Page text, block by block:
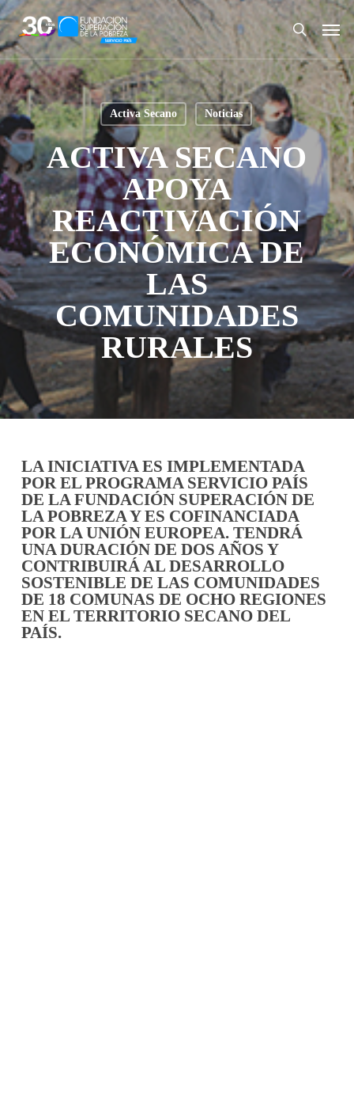
Skip
to
main
content
search
Menu
Activa Secano Noticias
ACTIVA SECANO
APOYA
REACTIVACIÓN
ECONÓMICA DE
LAS
COMUNIDADES
RURALES
LA INICIATIVA ES IMPLEMENTADA
POR EL PROGRAMA SERVICIO PAÍS
DE LA FUNDACIÓN SUPERACIÓN DE
LA POBREZA Y ES COFINANCIADA
POR LA UNIÓN EUROPEA. TENDRÁ
UNA DURACIÓN DE DOS AÑOS Y
CONTRIBUIRÁ AL DESARROLLO
SOSTENIBLE DE LAS COMUNIDADES
DE 18 COMUNAS DE OCHO REGIONES
EN EL TERRITORIO SECANO DEL
PAÍS.